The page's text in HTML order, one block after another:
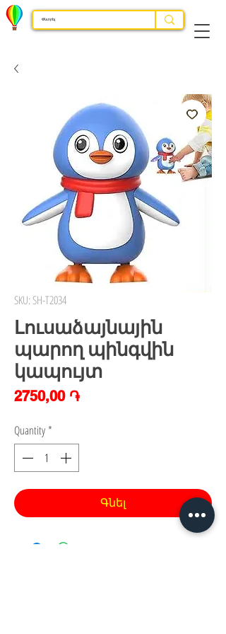
SKU: SH-T2034
Լուսաձայնային
պարող պինգվին
կապույտ
2750,00 ֏Price
Quantity *
Գնել